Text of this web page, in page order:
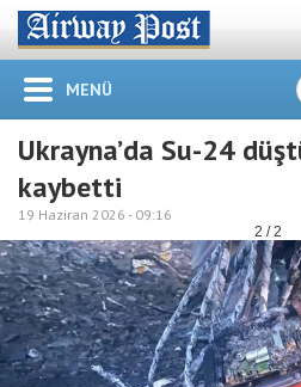
MENÜ
Ukrayna’da Su-24
kaybetti
19 Haziran 2026 - 09:16
2 / 2